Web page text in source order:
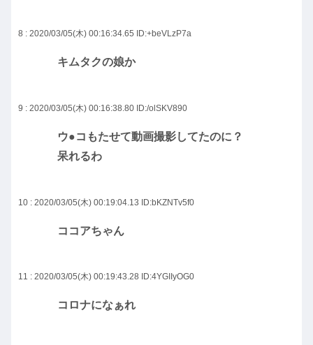
8 : 2020/03/05(木) 00:16:34.65 ID:+beVLzP7a
キムタクの娘か
9 : 2020/03/05(木) 00:16:38.80 ID:/olSKV890
ウ●コもたせて動画撮影してたのに？
呆れるわ
10 : 2020/03/05(木) 00:19:04.13 ID:bKZNTv5f0
ココアちゃん
11 : 2020/03/05(木) 00:19:43.28 ID:4YGIIyOG0
コロナになぁれ